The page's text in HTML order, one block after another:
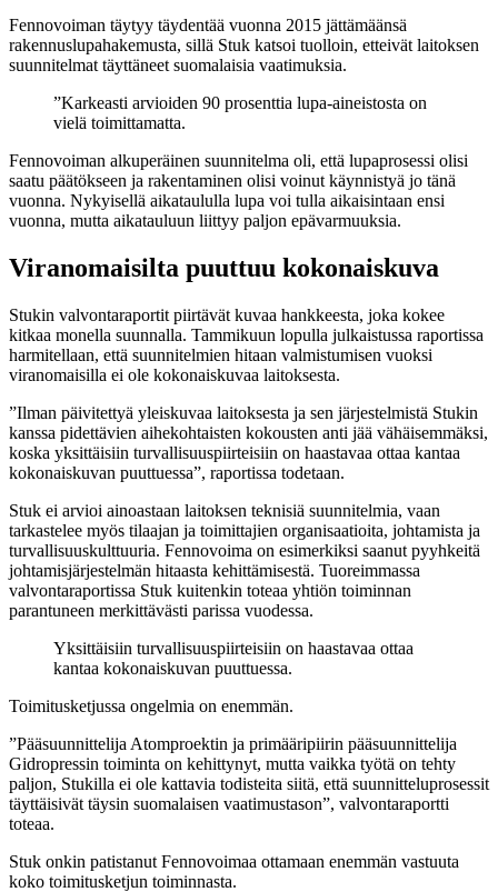
Fennovoiman täytyy täydentää vuonna 2015 jättämäänsä
rakennuslupahakemusta, sillä Stuk katsoi tuolloin, etteivät laitoksen
suunnitelmat täyttäneet suomalaisia vaatimuksia.
”Karkeasti arvioiden 90 prosenttia lupa-aineistosta on
vielä toimittamatta.
Fennovoiman alkuperäinen suunnitelma oli, että lupaprosessi olisi
saatu päätökseen ja rakentaminen olisi voinut käynnistyä jo tänä
vuonna. Nykyisellä aikataululla lupa voi tulla aikaisintaan ensi
vuonna, mutta aikatauluun liittyy paljon epävarmuuksia.
Viranomaisilta puuttuu kokonaiskuva
Stukin valvontaraportit piirtävät kuvaa hankkeesta, joka kokee
kitkaa monella suunnalla. Tammikuun lopulla julkaistussa raportissa
harmitellaan, että suunnitelmien hitaan valmistumisen vuoksi
viranomaisilla ei ole kokonaiskuvaa laitoksesta.
”Ilman päivitettyä yleiskuvaa laitoksesta ja sen järjestelmistä Stukin
kanssa pidettävien aihekohtaisten kokousten anti jää vähäisemmäksi,
koska yksittäisiin turvallisuuspiirteisiin on haastavaa ottaa kantaa
kokonaiskuvan puuttuessa”, raportissa todetaan.
Stuk ei arvioi ainoastaan laitoksen teknisiä suunnitelmia, vaan
tarkastelee myös tilaajan ja toimittajien organisaatioita, johtamista ja
turvallisuuskulttuuria. Fennovoima on esimerkiksi saanut pyyhkeitä
johtamisjärjestelmän hitaasta kehittämisestä. Tuoreimmassa
valvontaraportissa Stuk kuitenkin toteaa yhtiön toiminnan
parantuneen merkittävästi parissa vuodessa.
Yksittäisiin turvallisuuspiirteisiin on haastavaa ottaa
kantaa kokonaiskuvan puuttuessa.
Toimitusketjussa ongelmia on enemmän.
”Pääsuunnittelija Atomproektin ja primääripiirin pääsuunnittelija
Gidropressin toiminta on kehittynyt, mutta vaikka työtä on tehty
paljon, Stukilla ei ole kattavia todisteita siitä, että suunnitteluprosessit
täyttäisivät täysin suomalaisen vaatimustason”, valvontaraportti
toteaa.
Stuk onkin patistanut Fennovoimaa ottamaan enemmän vastuuta
koko toimitusketjun toiminnasta.